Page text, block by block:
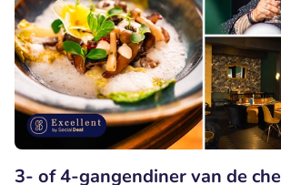
3- of 4-gangendiner van de